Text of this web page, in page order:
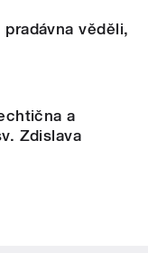
věděli,
a
Zdislava